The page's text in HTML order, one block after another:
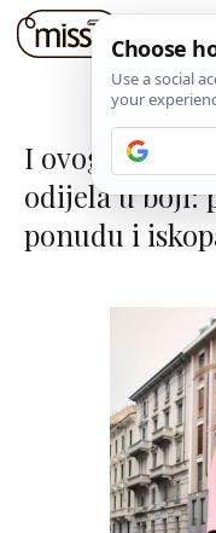
I ovog
odijela u boji:
ponudu i